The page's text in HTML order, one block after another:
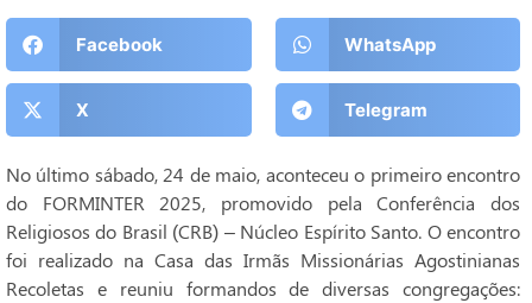
Facebook WhatsApp
X Telegram
No último sábado, 24 de maio, aconteceu o primeiro encontro
do FORMINTER 2025, promovido pela Conferência dos
Religiosos do Brasil (CRB) – Núcleo Espírito Santo. O encontro
foi realizado na Casa das Irmãs Missionárias Agostinianas
Recoletas e reuniu formandos de diversas congregações: